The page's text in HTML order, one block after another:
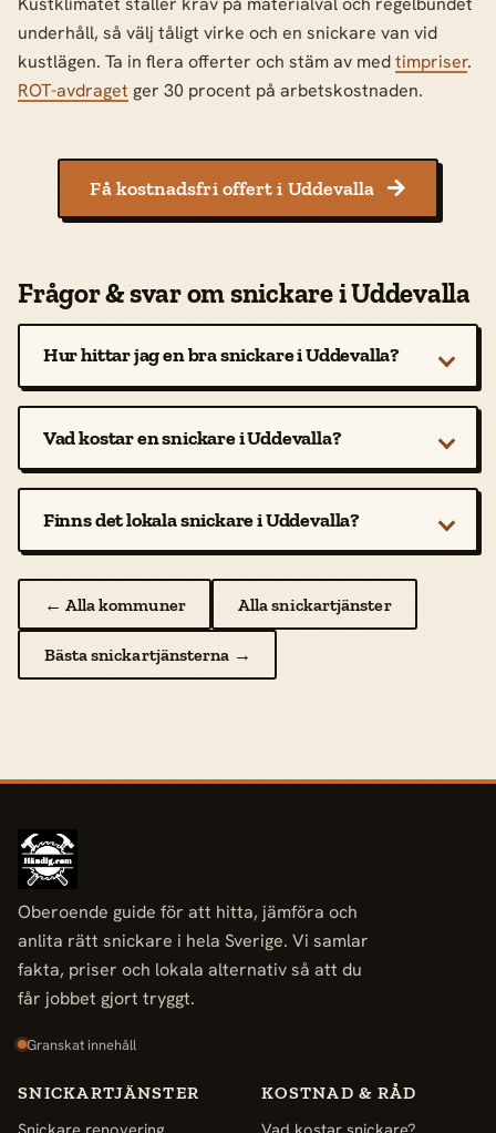
underhåll, så välj tåligt virke och en snickare van vid
kustlägen. Ta in flera offerter och stäm av medtimpriser.
ROT-avdraget ger 30 procent på arbetskostnaden.
Få kostnadsfri offert i Uddevalla 
Frågor & svar om snickare i Uddevalla
Hur hittar jag en bra snickare i Uddevalla?
Vad kostar en snickare i Uddevalla?
Finns det lokala snickare i Uddevalla?
← Alla kommuner Alla snickartjänster
Bästa snickartjänsterna →
Oberoende guide för att hitta, jämföra och
anlita rätt snickare i hela Sverige. Vi samlar
fakta, priser och lokala alternativ så att du
får jobbet gjort tryggt.
Granskat innehåll
SNICKARTJÄNSTER
Snickare renovering
KOSTNAD & RÅD
Vad kostar snickare?